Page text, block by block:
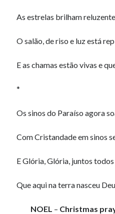
As estrelas brilham
O salão, de riso e luz está
E as chamas estão vivas e
*
Os sinos do Paraíso agora
Com Cristandade em sinos
E Glória, Glória, juntos
Que aqui na terra nasceu
NOEL – Christmas